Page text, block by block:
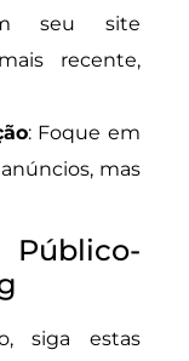
seu site
recente,
: Foque em
mas
siga estas